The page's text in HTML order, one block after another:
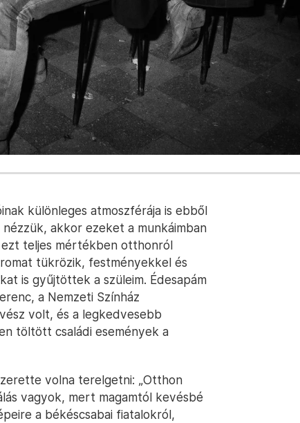
különleges atmoszférája is ebből
akkor ezeket a munkáimban
teljes mértékben otthonról
tükrözik, festményekkel és
is gyűjtöttek a szüleim. Édesapám
a Nemzeti Színház
volt, és a legkedvesebb
töltött családi események a
volna terelgetni: „Otthon
vagyok, mert magamtól kevésbé
a békéscsabai fiatalokról,